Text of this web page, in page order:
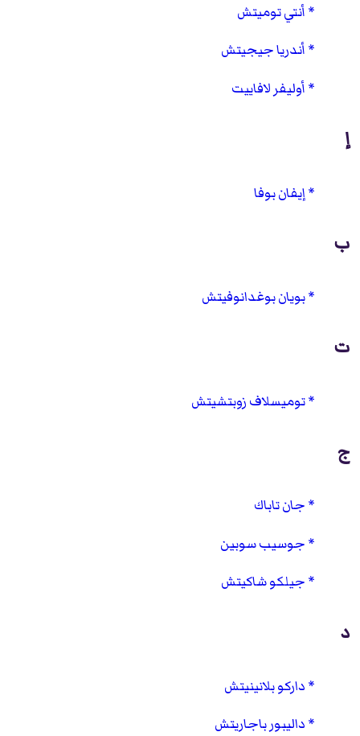
أنتي توميتش
أندريا جيجيتش
أوليفر لافاييت
إ
إيفان بوفا
ب
بويان بوغدانوفيتش
ت
توميسلاف زوبتشيتش
ج
جان تاباك
جوسيب سوبين
جيلكو شاكيتش
د
داركو بلانينيتش
داليبور باجاريتش